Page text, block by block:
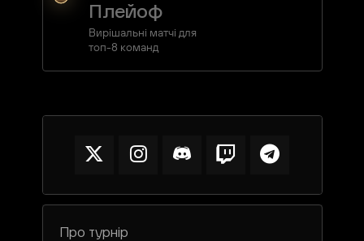
Плейоф
Вирішальні матчі для
топ-8 команд
Про турнір